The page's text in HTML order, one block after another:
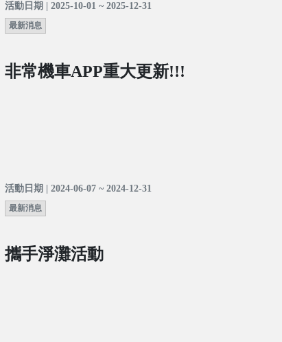
活動日期 | 2025-10-01 ~ 2025-12-31
最新消息
非常機車APP重大更新!!!
活動日期 | 2024-06-07 ~ 2024-12-31
最新消息
攜手淨灘活動